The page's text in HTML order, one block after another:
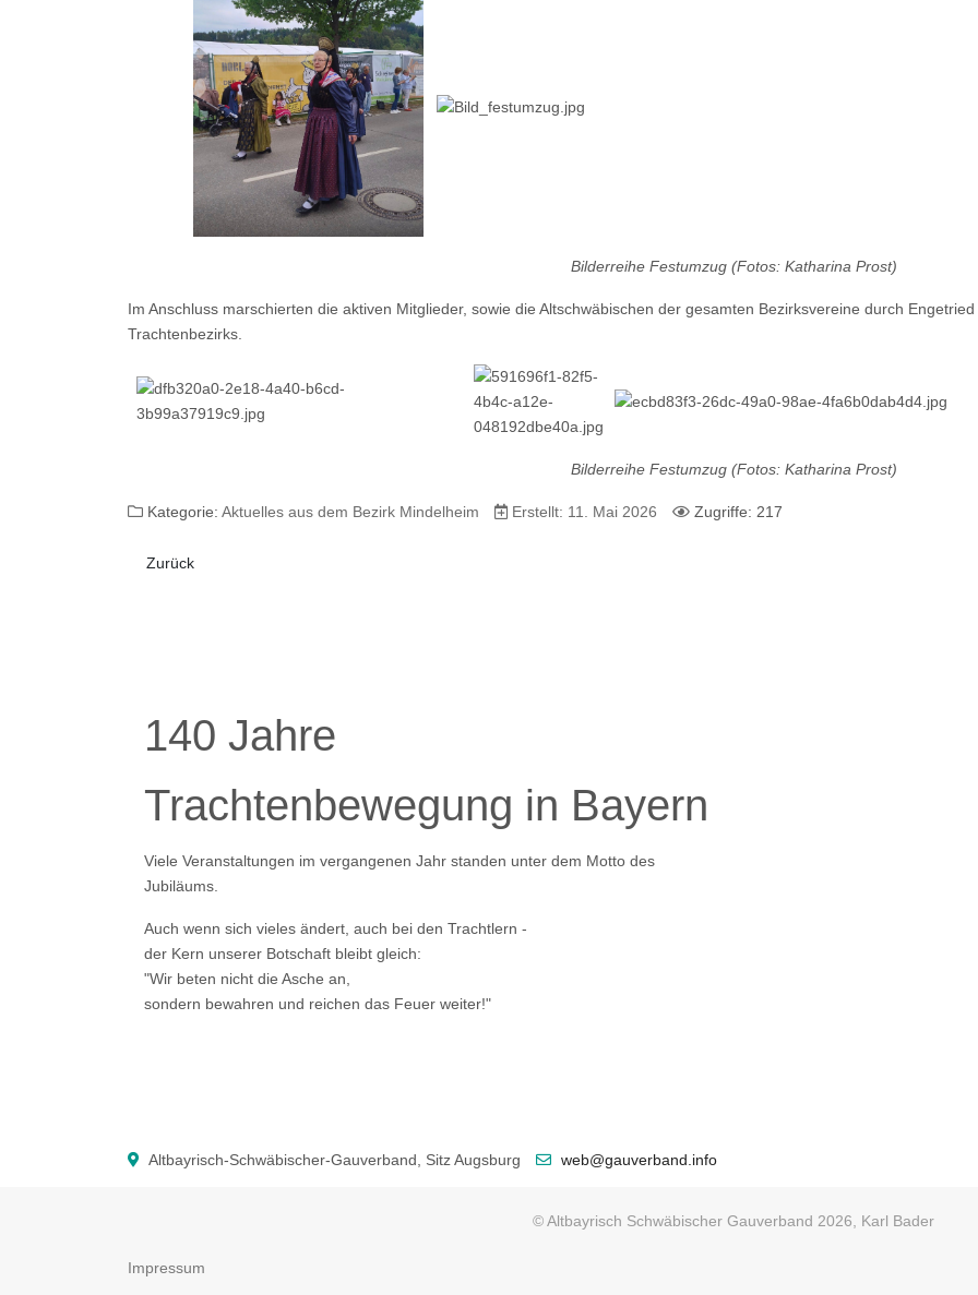
Bilderreihe Festumzug (Fotos: Katharina Prost)
Im Anschluss marschierten die aktiven Mitglieder, sowie die Altschwäbischen der gesamten Bezirksvereine durch
Trachtenbezirks.
Bilderreihe Festumzug (Fotos: Katharina Prost)
Kategorie: Aktuelles aus dem Bezirk Mindelheim Erstellt: 11. Mai 2026 Zugriffe: 217
Vorheriger Beitrag: Maifest im Kindergarten Mindelheim
Zurück
140 Jahre
Trachtenbewegung in Bayern
Viele Veranstaltungen im vergangenen Jahr standen unter dem Motto des
Jubiläums.
Auch wenn sich vieles ändert, auch bei den Trachtlern -
der Kern unserer Botschaft bleibt gleich:
"Wir beten nicht die Asche an,
sondern bewahren und reichen das Feuer weiter!"
Altbayrisch-Schwäbischer-Gauverband, Sitz Augsburg web@gauverband.info
© Altbayrisch Schwäbischer Gauverband 2026, Karl Bader
Impressum